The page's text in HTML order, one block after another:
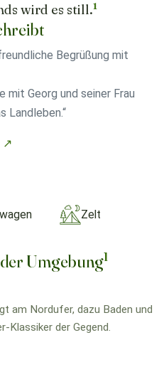
wird es still.1
Begrüßung mit
mit Georg und seiner Frau
Landleben.“
↗
Zelt
Umgebung1
am Nordufer, dazu Baden und
Klassiker der Gegend.